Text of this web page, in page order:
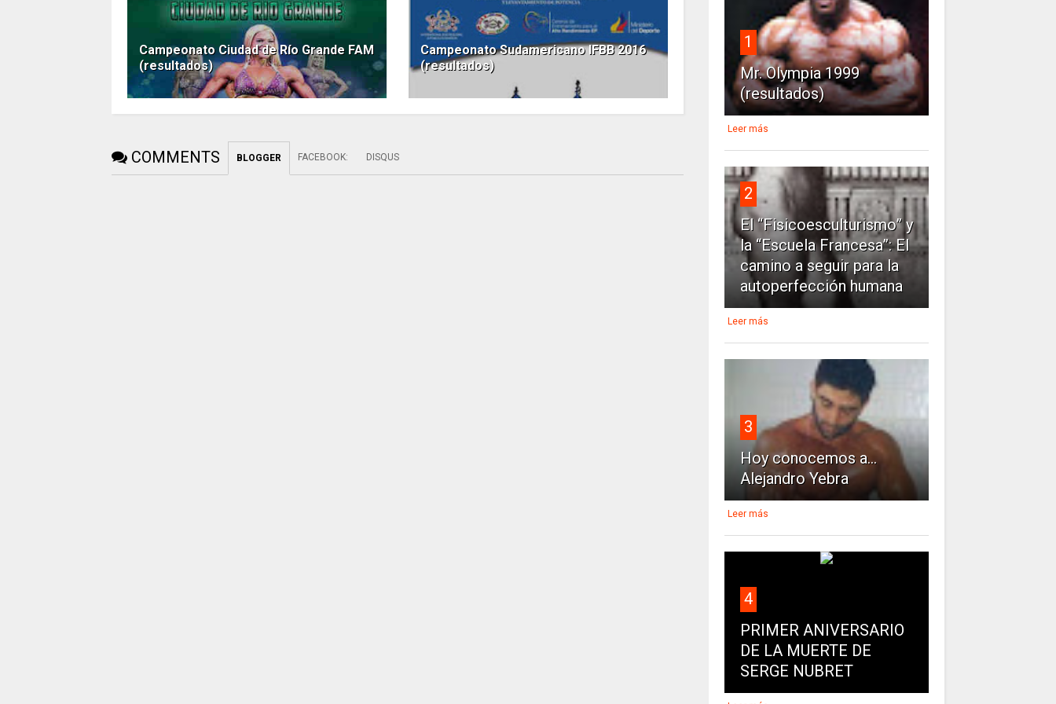
Campeonato Ciudad de Río Grande FAM
(resultados)
Campeonato Sudamericano IFBB 2016
(resultados)
COMMENTS BLOGGER FACEBOOK: DISQUS
1
Mr. Olympia 1999
(resultados)
Leer más
2
El “Fisicoesculturismo” y
la “Escuela Francesa”: El
camino a seguir para la
autoperfección humana
Leer más
3
Hoy conocemos a...
Alejandro Yebra
Leer más
4
PRIMER ANIVERSARIO
DE LA MUERTE DE
SERGE NUBRET